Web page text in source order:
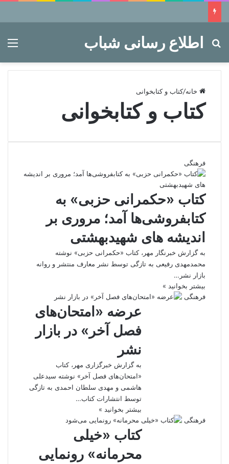
اطلاع رسانی شباب
جستجو برای
خانه/کتاب و کتابخوانی
کتاب و کتابخوانی
فرهنگی
کتاب «حکمرانی حزبی» به
کتابفروشی‌ها آمد؛ مروری بر
اندیشه های شهیدبهشتی
به گزارش خبرنگار مهر، کتاب «حکمرانی حزبی» نوشته
محمدمهدی رفیعی به تازگی توسط نشر معارف منتشر و روانه
بازار نشر…
بیشتر بخوانید »
فرهنگی
عرضه «امتحان‌های
فصل آخر» در بازار
نشر
به گزارش خبرگزاری مهر، کتاب
«امتحان‌های فصل آخر» نوشته سیدعلی
هاشمی و مهدی سلطان احمدی به تازگی
توسط انتشارات کتاب…
بیشتر بخوانید »
فرهنگی
کتاب «خیلی
محرمانه» رونمایی